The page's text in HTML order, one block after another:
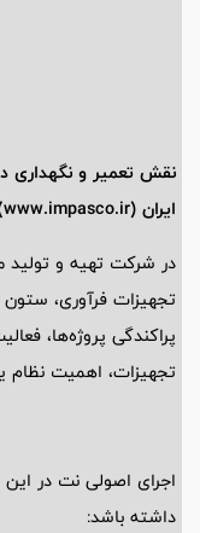
نقش تعمیر و نگهداری
ایران (www.impasco.ir)
در شرکت تهیه و تولید
تجهیزات فرآوری،
پراکندگی پروژه‌ها،
تجهیزات، اهمیت نظام
اجرای اصولی نت در
داشته باشد: